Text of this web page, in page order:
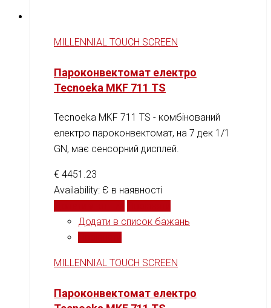
MILLENNIAL TOUCH SCREEN
Пароконвектомат електро
Tecnoeka MKF 711 TS
Tecnoeka MKF 711 TS - комбінований
електро пароконвектомат, на 7 дек 1/1
GN, має сенсорний дисплей.
€ 4451.23
Availability: Є в наявності
Додати в список бажань
MILLENNIAL TOUCH SCREEN
Пароконвектомат електро